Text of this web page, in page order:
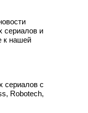
сериалов и
к нашей
сериалов с
Robotech,